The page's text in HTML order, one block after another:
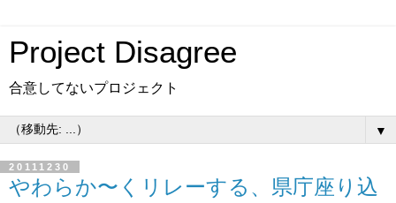
Project Disagree
合意してないプロジェクト
▼
20111230
やわらか〜くリレーする、県庁座り込